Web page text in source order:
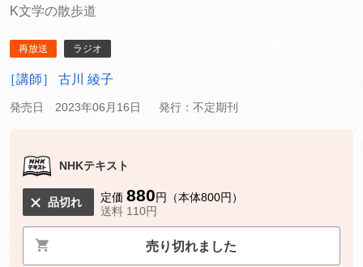
K文学の散歩道
再放送 ラジオ
［講師］ 古川 綾子
発売日 2023年06月16日 発行：不定期刊
NHKテキスト
品切れ 定価 880円（本体800円）
送料 110円
売り切れました